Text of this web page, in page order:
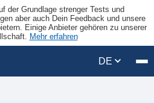
der Grundlage strenger Tests und
aber auch Dein Feedback und unsere
Einige Anbieter gehören zu unserer
Mehr erfahren
DE